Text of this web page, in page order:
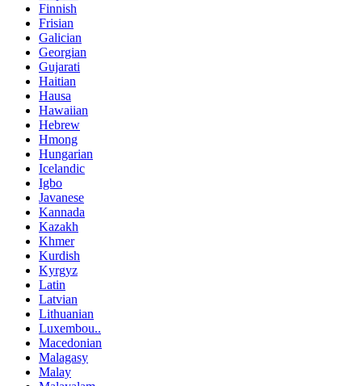
Finnish
Frisian
Galician
Georgian
Gujarati
Haitian
Hausa
Hawaiian
Hebrew
Hmong
Hungarian
Icelandic
Igbo
Javanese
Kannada
Kazakh
Khmer
Kurdish
Kyrgyz
Latin
Latvian
Lithuanian
Luxembou..
Macedonian
Malagasy
Malay